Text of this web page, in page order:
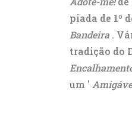
piada de 1º
Bandeira .
tradição do
um '